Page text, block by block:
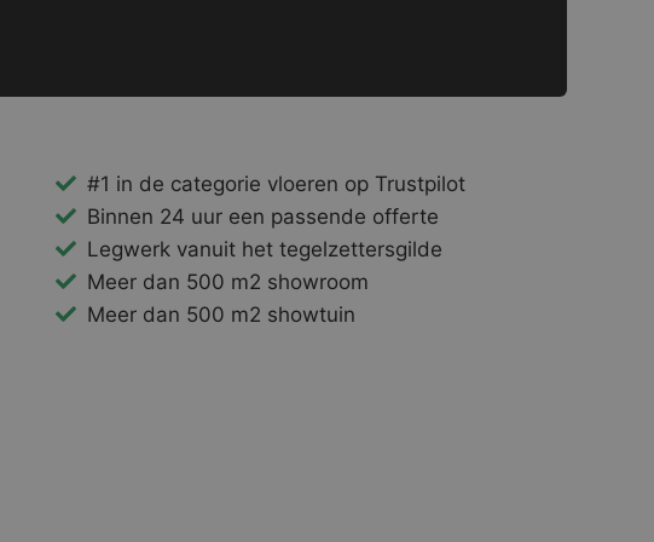
#1 in de categorie vloeren op Trustpilot
Binnen 24 uur een passende offerte
Legwerk vanuit het tegelzettersgilde
Meer dan 500 m2 showroom
Meer dan 500 m2 showtuin